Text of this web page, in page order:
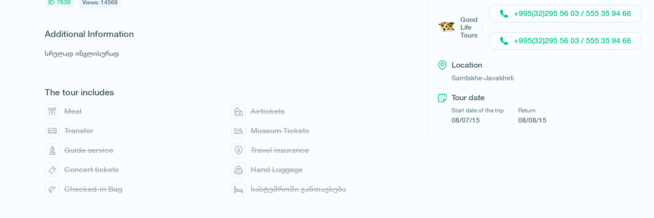
Request a tour
ID: 7639 Views: 14568
Additional Information
სრულად ინგლისურად
The tour includes
Meal Airtickets
Transfer Museum Tickets
Guide service Travel insurance
Concert tickets Hand Luggage
Checked-in Bag სასტუმროში განთავსება
Good
Life
Tours
+995(32)295 56 03 / 555 35 94 66
+995(32)295 56 03 / 555 35 94 66
Location
Samtskhe-Javakheti
Tour date
Start date of the trip
08/07/15
Return
08/08/15